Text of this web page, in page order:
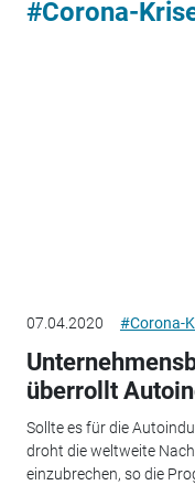
#Corona-
07.04.2020 #Corona-
überrollt
Sollte es für die
droht die weltweite
einzubrechen, so die